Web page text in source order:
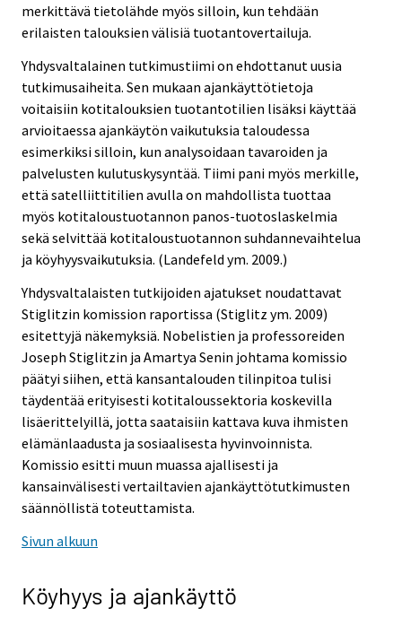
merkittävä tietolähde myös silloin, kun tehdään
erilaisten talouksien välisiä tuotantovertailuja.
Yhdysvaltalainen tutkimustiimi on ehdottanut uusia
tutkimusaiheita. Sen mukaan ajankäyttötietoja
voitaisiin kotitalouksien tuotantotilien lisäksi käyttää
arvioitaessa ajankäytön vaikutuksia taloudessa
esimerkiksi silloin, kun analysoidaan tavaroiden ja
palvelusten kulutuskysyntää. Tiimi pani myös merkille,
että satelliittitilien avulla on mahdollista tuottaa
myös kotitaloustuotannon panos-tuotoslaskelmia
sekä selvittää kotitaloustuotannon suhdannevaihtelua
ja köyhyysvaikutuksia. (Landefeld ym. 2009.)
Yhdysvaltalaisten tutkijoiden ajatukset noudattavat
Stiglitzin komission raportissa (Stiglitz ym. 2009)
esitettyjä näkemyksiä. Nobelistien ja professoreiden
Joseph Stiglitzin ja Amartya Senin johtama komissio
päätyi siihen, että kansantalouden tilinpitoa tulisi
täydentää erityisesti kotitaloussektoria koskevilla
lisäerittelyillä, jotta saataisiin kattava kuva ihmisten
elämänlaadusta ja sosiaalisesta hyvinvoinnista.
Komissio esitti muun muassa ajallisesti ja
kansainvälisesti vertailtavien ajankäyttötutkimusten
säännöllistä toteuttamista.
Sivun alkuun
Köyhyys ja ajankäyttö